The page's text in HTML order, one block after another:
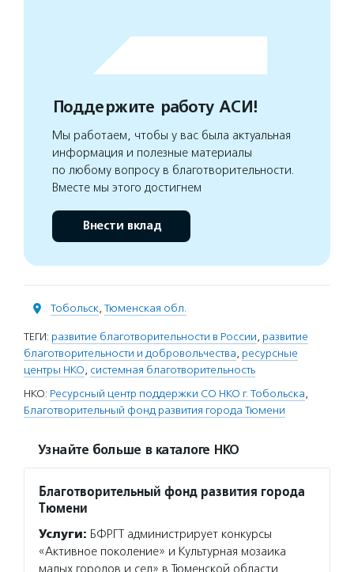
Поддержите работу АСИ!
Мы работаем, чтобы у вас была актуальная
информация и полезные материалы
по любому вопросу в благотворительности.
Вместе мы этого достигнем
Внести вклад
Тобольск, Тюменская обл.
ТЕГИ: развитие благотворительности в России, развитие
благотворительности и добровольчества, ресурсные
центры НКО, системная благотворительность
НКО: Ресурсный центр поддержки СО НКО г. Тобольска,
Благотворительный фонд развития города Тюмени
Узнайте больше в каталоге НКО
Благотворительный фонд развития города
Тюмени
Услуги: БФРГТ администрирует конкурсы
«Активное поколение» и Культурная мозаика
малых городов и сел» в Тюменской области,